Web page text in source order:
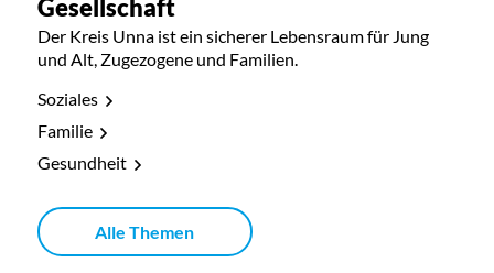
Gesellschaft
Der Kreis Unna ist ein sicherer Lebensraum für Jung
und Alt, Zugezogene und Familien.
Soziales
Familie
Gesundheit
Alle Themen